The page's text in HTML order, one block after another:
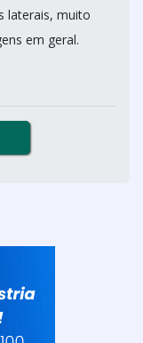
laterais, muito
em geral.